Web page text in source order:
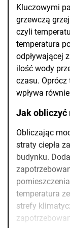
Kluczowymi
grzewczą
czyli
temperatura
odpływającej
ilość wody
czasu. Oprócz
wpływa
Jak obliczyć
Obliczając
straty ciepła
budynku.
temperatura
strefy